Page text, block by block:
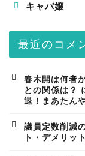
キャバ嬢
最近のコメ
春木開は何者
との関係は？
退！まあたん
議員定数削減
ト・デメリッ